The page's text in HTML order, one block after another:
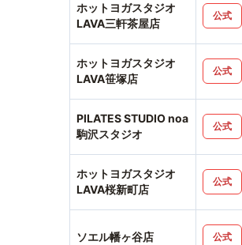
ホットヨガスタジオ
LAVA三軒茶屋店
公式
ホットヨガスタジオ
LAVA笹塚店
公式
PILATES STUDIO noa
駒沢スタジオ
公式
ホットヨガスタジオ
LAVA桜新町店
公式
ソエル幡ヶ谷店 公式